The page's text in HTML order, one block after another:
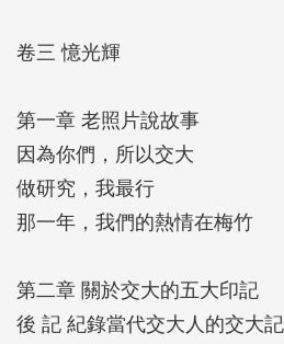
卷三 憶光輝
第一章 老照片說故事
因為你們，所以交大
做研究，我最行
那一年，我們的熱情在梅竹
第二章 關於交大的五大印記
後 記 紀錄當代交大人的交大